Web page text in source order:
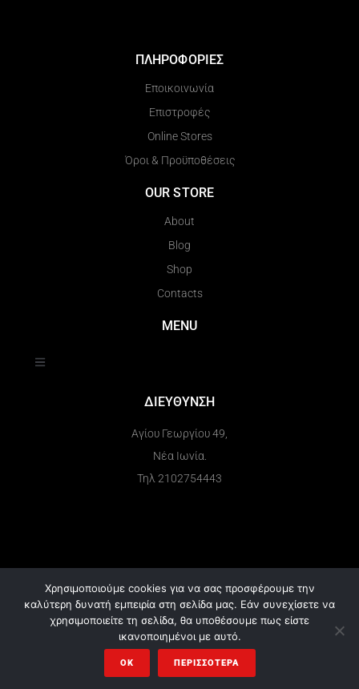
ΠΛΗΡΟΦΟΡΙΕΣ
Εποικοινωνία
Επιστροφές
Online Stores
Όροι & Προϋποθέσεις
OUR STORE
About
Blog
Shop
Contacts
MENU
ΔΙΕΥΘΥΝΣΗ
Αγίου Γεωργίου 49,
Νέα Ιωνία.
Τηλ 2102754443
© 2024 muscleattack.gr . All Rights Reserved.
Χρησιμοποιούμε cookies για να σας προσφέρουμε την
καλύτερη δυνατή εμπειρία στη σελίδα μας. Εάν συνεχίσετε να
χρησιμοποιείτε τη σελίδα, θα υποθέσουμε πως είστε
ικανοποιημένοι με αυτό.
OK ΠΕΡΙΣΣΌΤΕΡΑ